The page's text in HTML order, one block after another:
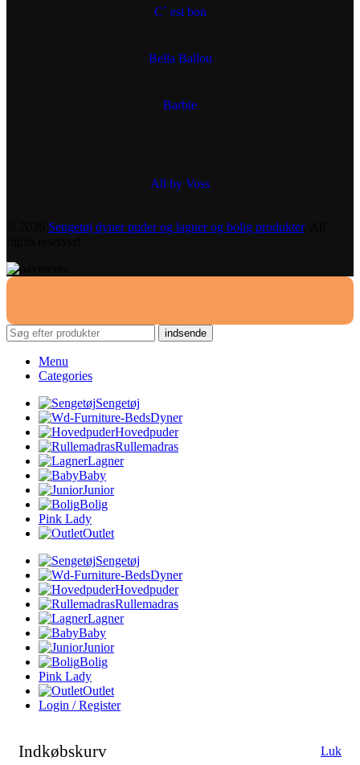
C` est bon
Bella Ballou
Barbie
All by Voss
Sengetøj dyner puder og lagner og bolig produkter. All
indsende
Menu
Categories
Sengetøj
Dyner
Hovedpuder
Rullemadras
Lagner
Baby
Junior
Bolig
Pink Lady
Outlet
Sengetøj
Dyner
Hovedpuder
Rullemadras
Lagner
Baby
Junior
Bolig
Pink Lady
Outlet
Login / Register
Indkøbskurv Luk